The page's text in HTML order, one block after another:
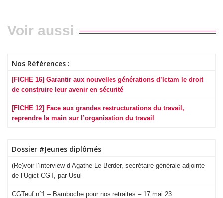
Voir aussi
Nos Références :
[FICHE 16] Garantir aux nouvelles générations d’Ictam le droit
de construire leur avenir en sécurité
[FICHE 12] Face aux grandes restructurations du travail,
reprendre la main sur l’organisation du travail
Dossier #Jeunes diplômés
(Re)voir l’interview d’Agathe Le Berder, secrétaire générale adjointe
de l’Ugict-CGT, par Usul
CGTeuf n°1 – Bamboche pour nos retraites – 17 mai 23